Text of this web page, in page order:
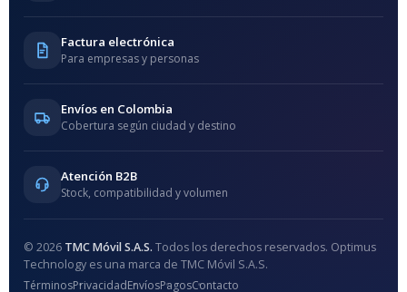
Factura electrónica
Para empresas y personas
Envíos en Colombia
Cobertura según ciudad y destino
Atención B2B
Stock, compatibilidad y volumen
© 2026 TMC Móvil S.A.S. Todos los derechos reservados. Optimus
Technology es una marca de TMC Móvil S.A.S.
TérminosPrivacidadEnvíosPagosContacto